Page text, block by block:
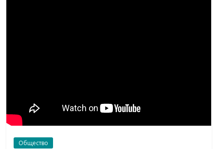
Общество